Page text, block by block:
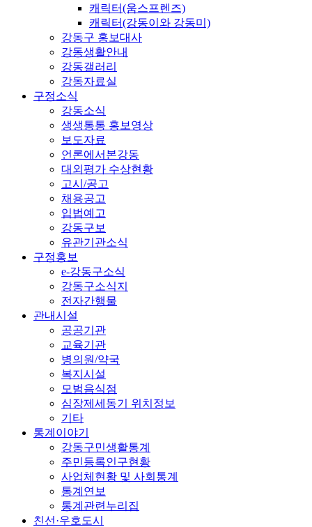
캐릭터(움스프렌즈)
캐릭터(강동이와 강동미)
강동구 홍보대사
강동생활안내
강동갤러리
강동자료실
구정소식
강동소식
생생통통 홍보영상
보도자료
언론에서본강동
대외평가 수상현황
고시/공고
채용공고
입법예고
강동구보
유관기관소식
구정홍보
e-강동구소식
강동구소식지
전자간행물
관내시설
공공기관
교육기관
병의원/약국
복지시설
모범음식점
심장제세동기 위치정보
기타
통계이야기
강동구민생활통계
주민등록인구현황
사업체현황 및 사회통계
통계연보
통계관련누리집
친선·우호도시